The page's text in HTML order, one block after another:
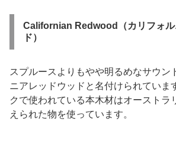
Californian Redwood（カリフォル
ド）
スプルースよりもやや明るめなサウン
ニアレッドウッドと名付けられていま
クで使われている本木材はオーストラ
えられた物を使っています。